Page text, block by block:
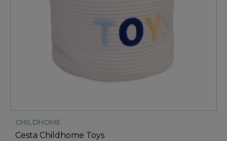
CHILDHOME
Cesta Childhome Toys